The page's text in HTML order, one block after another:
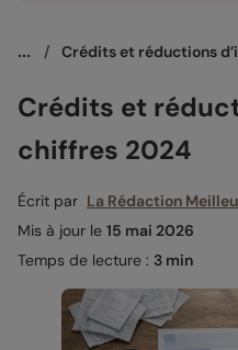
... / Crédits et réductions
Crédits et
chiffres 2024
Écrit par La Rédaction
Mis à jour le 15 mai 2026
Temps de lecture : 3 min